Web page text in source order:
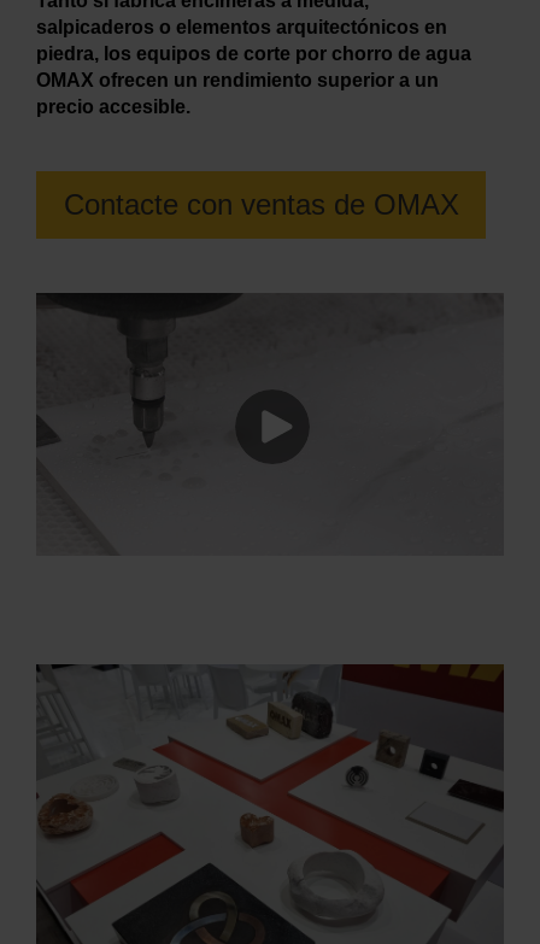
MÁS INFORMACIÓN SOBRE LOS
CHORROS DE AGUA
salpicaderos o elementos arquitectónicos en
piedra, los equipos de corte por chorro de agua
OMAX ofrecen un rendimiento superior a un
precio accesible.
Contacte con ventas de OMAX